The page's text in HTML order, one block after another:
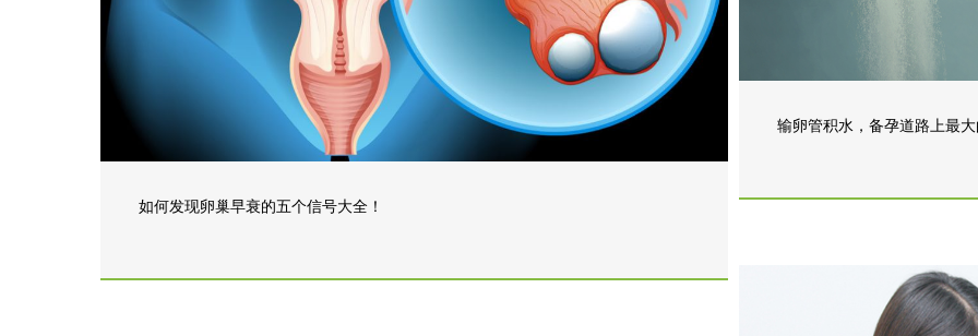
如何发现卵巢早衰的五个信号大全！
输卵管积水，备孕道路上最